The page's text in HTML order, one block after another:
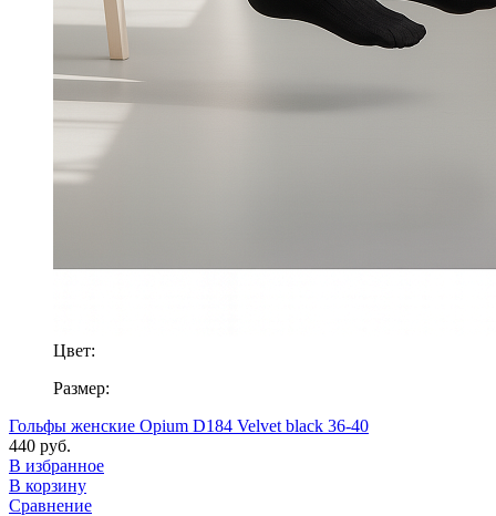
Цвет:
Размер:
Гольфы женские Opium D184 Velvet black 36-40
440 руб.
В избранное
В корзину
Сравнение